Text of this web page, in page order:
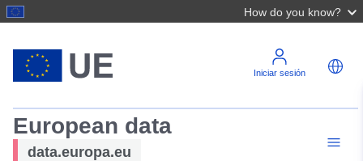
How do you know?
Iniciar sesión
European data
data.europa.eu